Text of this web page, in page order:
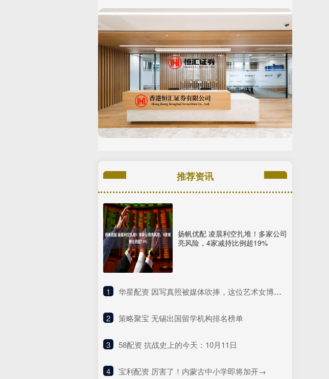
推荐资讯
扬帆优配 凌晨利空扎堆！多家公司
亮风险，4家减持比例超19%
1 ​华星配资 因写真照被媒体吹捧，这位艺术女博主被百万拳迷称为UFC传奇？
2 ​策略聚宝 无锡出国留学机构排名榜单
3 ​58配资 抗战史上的今天：10月11日
4 ​宝利配资 厉害了！内蒙古中小学即将加开→